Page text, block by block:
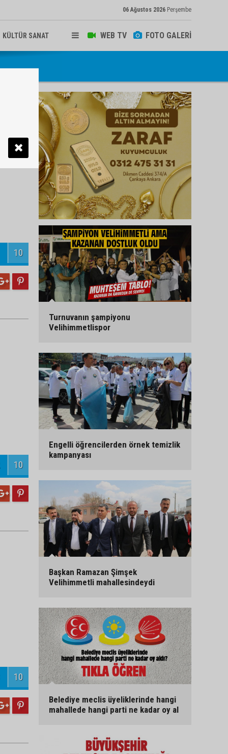
06 Ağustos 2026 Perşembe
WEB TV FOTO GALERİ
KÜLTÜR SANAT
10
10
10
Turnuvanın şampiyonu
Velihimmetlispor
Engelli öğrencilerden örnek temizlik
kampanyası
Başkan Ramazan Şimşek
Velihimmetli mahallesindeydi
Belediye meclis üyeliklerinde hangi
mahallede hangi parti ne kadar oy al